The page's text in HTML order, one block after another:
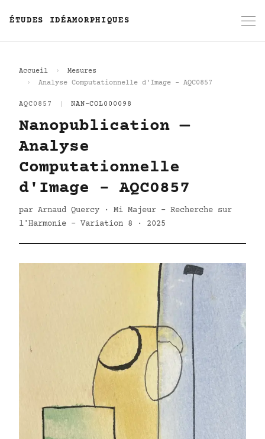
ÉTUDES IDÉAMORPHIQUES
Accueil
Mesures
Analyse Computationnelle d'Image - AQC0857
AQC0857 NAN-COL000098
Nanopublication —
Analyse
Computationnelle
d'Image - AQC0857
par Arnaud Quercy · Mi Majeur - Recherche sur
l'Harmonie - Variation 8 · 2025